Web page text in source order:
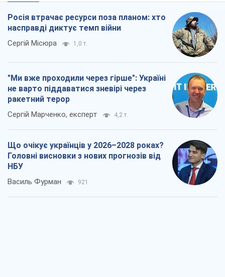
Росія втрачає ресурси поза планом: хто
насправді диктує темп війни
Сергій Місюра 1,0 т.
"Ми вже проходили через гірше": Україні
не варто піддаватися зневірі через
ракетний терор
Сергій Марченко, експерт 4,2 т.
Що очікує українців у 2026–2028 роках?
Головні висновки з нових прогнозів від
НБУ
Василь Фурман 921